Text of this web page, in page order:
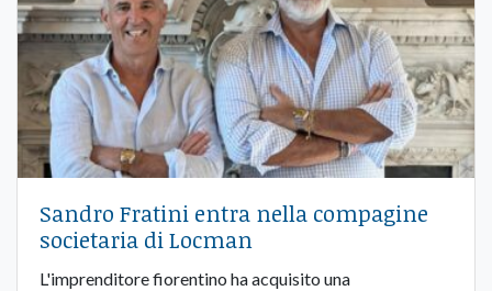
Sandro Fratini entra nella compagine
societaria di Locman
L'imprenditore fiorentino ha acquisito una